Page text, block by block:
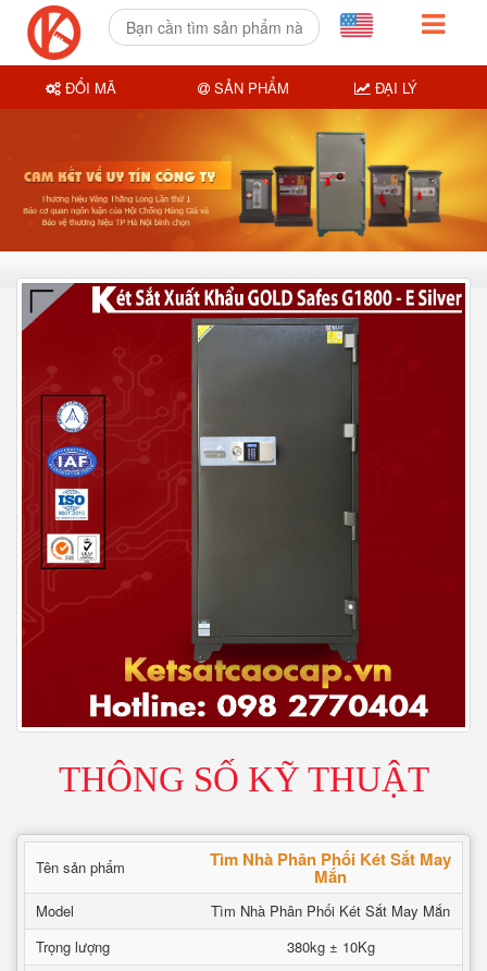
THÔNG SỐ KỸ THUẬT
Tên sản phẩm Tìm Nhà Phân Phối Két Sắt May
Mắn
Model
Tìm Nhà Phân Phối Két Sắt May Mắn
Trọng lượng
380kg ± 10Kg
ĐỔI MÃ SẢN PHẨM ĐẠI LÝ